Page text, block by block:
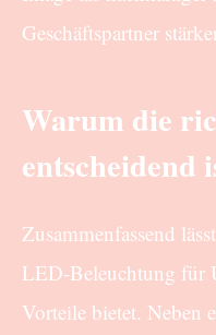
Geschäftspartner
Warum die
entscheidend
Zusammenfassend
LED-Beleuchtung für
Vorteile bietet. Neben